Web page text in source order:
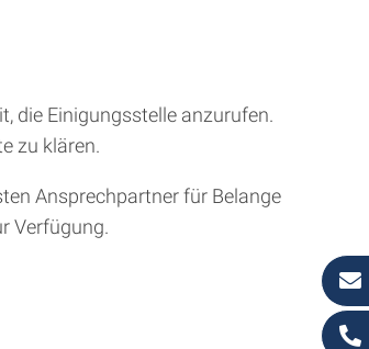
die Einigungsstelle anzurufen.
zu klären.
Ansprechpartner für Belange
Verfügung.